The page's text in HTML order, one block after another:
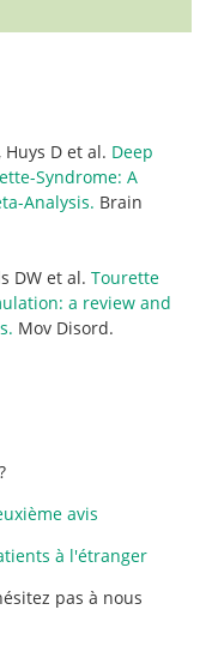
Huys D et al. Deep
Syndrome: A
Analysis. Brain
DW et al. Tourette
a review and
Mov Disord.
avis
à l'étranger
pas à nous